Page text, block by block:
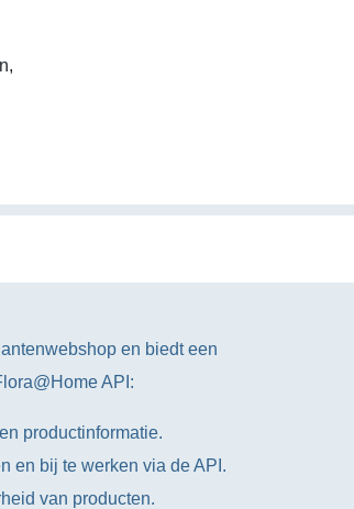
en biedt een
API:
productinformatie.
en bij te werken via de API.
van producten.